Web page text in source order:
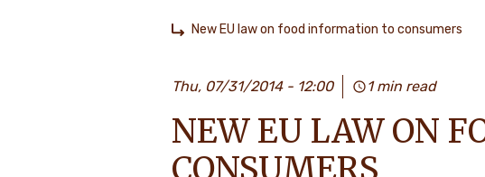
New EU law on food information to consumers
Thu, 07/31/2014 - 12:00 1 min read
NEW EU LAW ON